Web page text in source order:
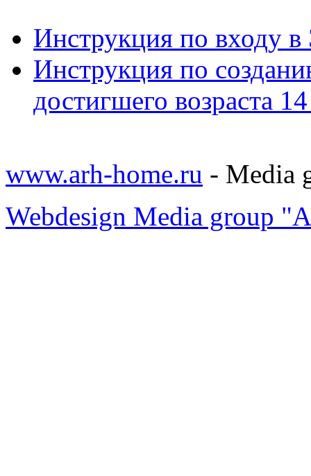
Инструкция по входу
Инструкция по
достигшего возраста
www.arh-home.ru - Media
Webdesign Media group